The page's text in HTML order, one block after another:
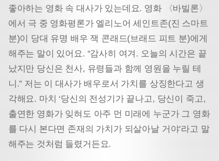
좋아하는 영화 속 대사가 있는데요. 영화 〈바빌론〉
에서 극 중 영화평론가 엘리노어 세인트존(진 스마트
분)이 당대 유명 배우 잭 콘래드(브래드 피트 분)에게
해주는 말이 있어요. “감사히 여겨. 오늘의 시간은 끝
났지만 당신은 천사, 유령들과 함께 영원을 누릴 테
니.” 저는 이 대사가 배우로서 가치를 상징한다고 생
각해요. 마치 ‘당신의 전성기가 끝나고, 당신이 죽고,
출연한 영화가 잊혀도 아주 먼 미래에 누군가 그 영화
를 다시 본다면 존재의 가치가 되살아날 거야’라고 말
해주는 것처럼 들렸거든요.